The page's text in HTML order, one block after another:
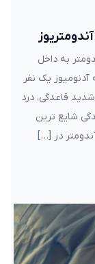
به داخل
آدنومیوز یک نفر
قاعدگی، درد
شایع ترین
در […]